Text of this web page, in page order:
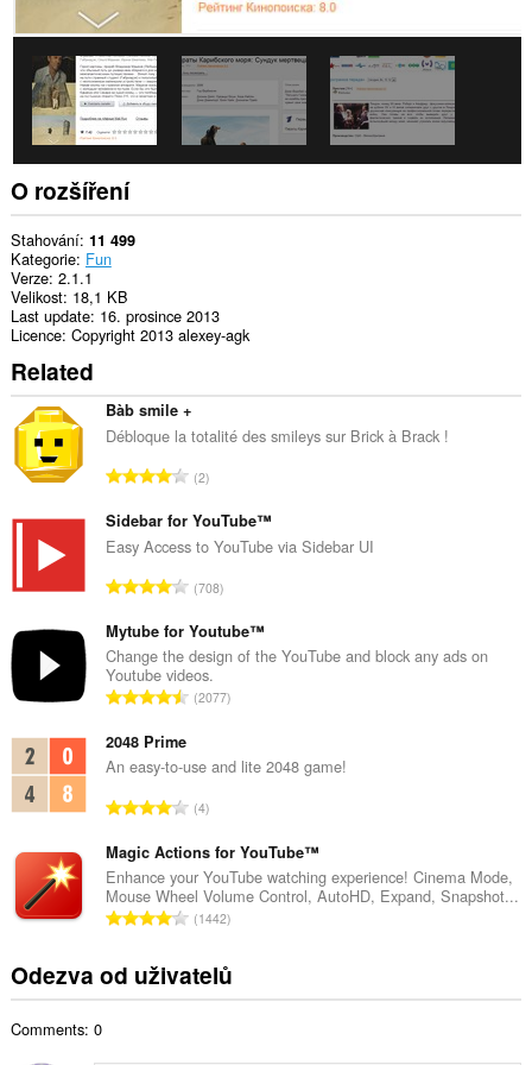
O rozšíření
Stahování 11 499
Kategorie Fun
Verze 2.1.1
Velikost 18,1 KB
Last update 16. prosince 2013
Licence Copyright 2013 alexey-agk
Related
Bàb smile +
Débloque la totalité des smileys sur Brick à Brack !
C
l
k
v
p
o
č
e
h
d
o
c
e
n
:
2
Sidebar for YouTube™
Easy Access to YouTube via Sidebar UI
C
l
k
o
v
o
č
e
t
h
o
d
o
c
708
Mytube for Youtube™
Change the design of the YouTube and block any ads on
Youtube videos.
C
k
v
p
o
č
e
h
o
2077
2048 Prime
An easy-to-use and lite 2048 game!
C
l
k
o
v
p
o
4
Magic Actions for YouTube™
Enhance your YouTube watching experience! Cinema Mode,
Mouse Wheel Volume Control, AutoHD, Expand, Snapshot...
C
k
ý
1442
Odezva od uživatelů
Comments: 0